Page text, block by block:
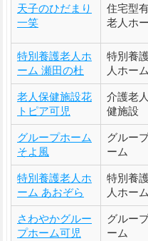
天子のひだまり
一笑
住宅型
老人ホ
特別養護老人ホ
ーム 瀬田の杜
特別養
人ホーム
老人保健施設花
トピア可児
介護老
健施設
グループホーム
そよ風
グルー
ーム
特別養護老人ホ
ーム あおぞら
特別養
人ホーム
さわやかグルー
プホーム可児
グルー
ーム